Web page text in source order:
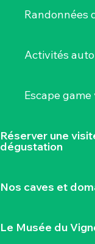
Randonnées
Activités
Escape
Réserver une
dégustation
Nos caves et
Le Musée du